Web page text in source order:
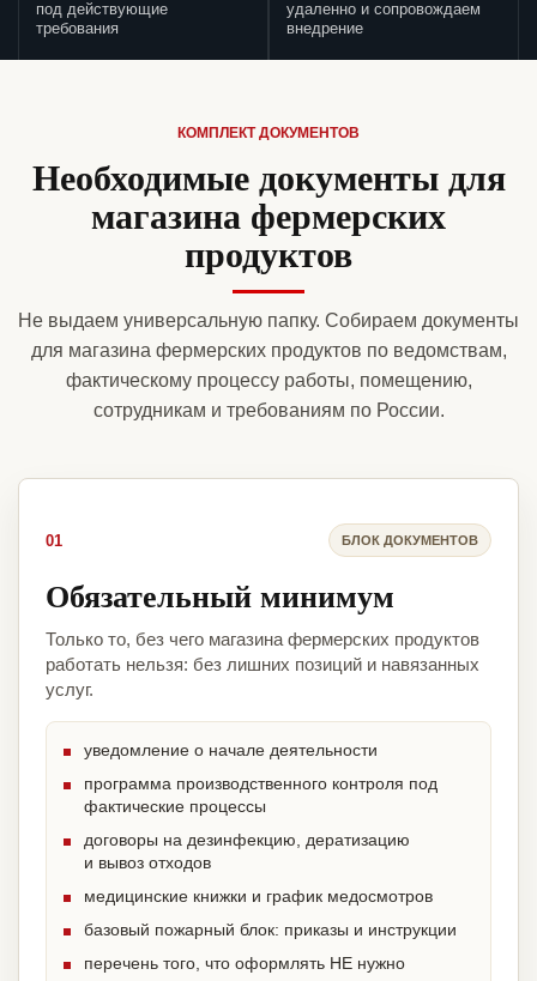
под действующие
требования
удаленно и сопровождаем
внедрение
КОМПЛЕКТ ДОКУМЕНТОВ
Необходимые документы для
магазина фермерских
продуктов
Не выдаем универсальную папку. Собираем документы
для магазина фермерских продуктов по ведомствам,
фактическому процессу работы, помещению,
сотрудникам и требованиям по России.
01 БЛОК ДОКУМЕНТОВ
Обязательный минимум
Только то, без чего магазина фермерских продуктов
работать нельзя: без лишних позиций и навязанных
услуг.
уведомление о начале деятельности
программа производственного контроля под
фактические процессы
договоры на дезинфекцию, дератизацию
и вывоз отходов
медицинские книжки и график медосмотров
базовый пожарный блок: приказы и инструкции
перечень того, что оформлять НЕ нужно